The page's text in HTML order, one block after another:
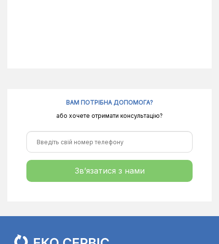
ВАМ ПОТРІБНА ДОПОМОГА?
або хочете отримати консультацію?
Зв’язатися з нами